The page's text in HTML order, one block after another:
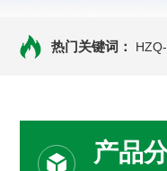
热门关键词：
产品